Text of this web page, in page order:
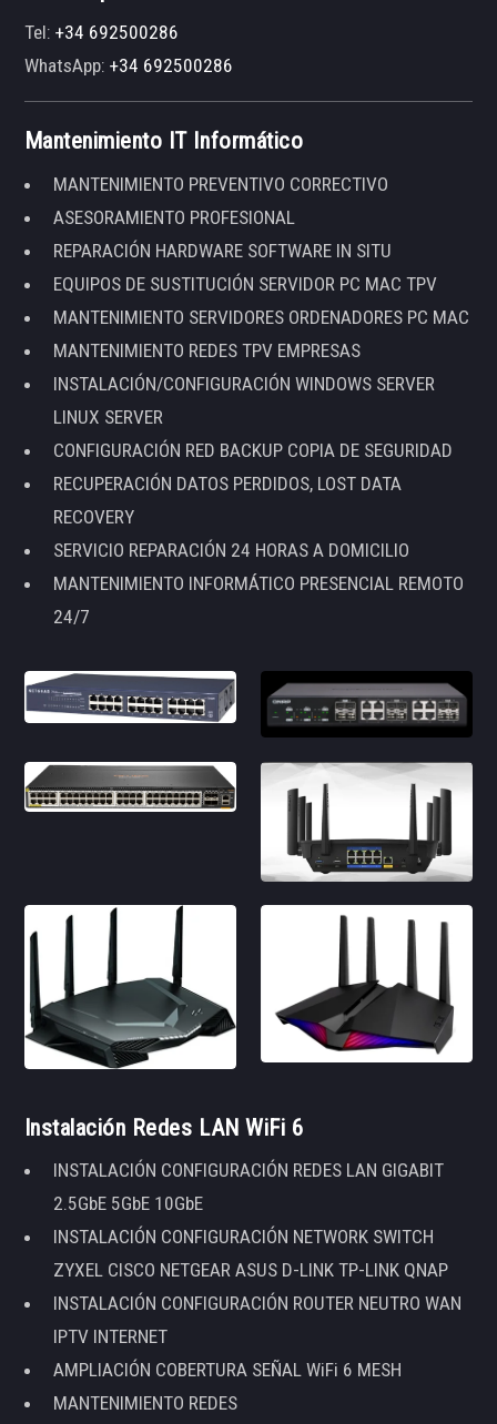
Tel:+34 692500286
WhatsApp:+34 692500286
Mantenimiento IT Informático
MANTENIMIENTO PREVENTIVO CORRECTIVO
ASESORAMIENTO PROFESIONAL
REPARACIÓN HARDWARE SOFTWARE IN SITU
EQUIPOS DE SUSTITUCIÓN SERVIDOR PC MAC TPV
MANTENIMIENTO SERVIDORES ORDENADORES PC MAC
MANTENIMIENTO REDES TPV EMPRESAS
INSTALACIÓN/CONFIGURACIÓN WINDOWS SERVER
LINUX SERVER
CONFIGURACIÓN RED BACKUP COPIA DE SEGURIDAD
RECUPERACIÓN DATOS PERDIDOS, LOST DATA
RECOVERY
SERVICIO REPARACIÓN 24 HORAS A DOMICILIO
MANTENIMIENTO INFORMÁTICO PRESENCIAL REMOTO
24/7
Instalación Redes LAN WiFi 6
INSTALACIÓN CONFIGURACIÓN REDES LAN GIGABIT
2.5GbE 5GbE 10GbE
INSTALACIÓN CONFIGURACIÓN NETWORK SWITCH
ZYXEL CISCO NETGEAR ASUS D-LINK TP-LINK QNAP
INSTALACIÓN CONFIGURACIÓN ROUTER NEUTRO WAN
IPTV INTERNET
AMPLIACIÓN COBERTURA SEÑAL WiFi 6 MESH
MANTENIMIENTO REDES